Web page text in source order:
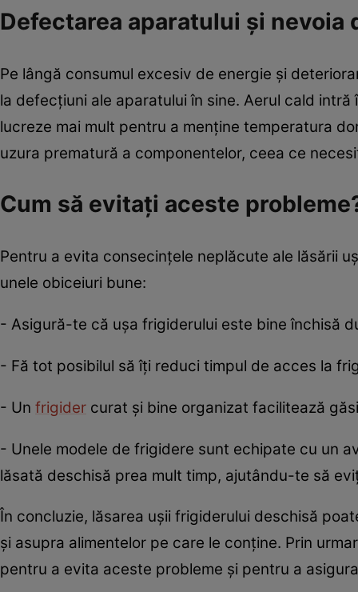
Defectarea aparatului și nevoia
Pe lângă consumul excesiv de energie și
la defecțiuni ale aparatului în sine. Aerul cald
lucreze mai mult pentru a menține temperatura
uzura prematură a componentelor, ceea ce
Cum să evitați aceste
Pentru a evita consecințele neplăcute ale lăsării
unele obiceiuri bune:
- Asigură-te că ușa frigiderului este bine închisă
- Fă tot posibilul să îți reduci timpul de acces la
- Un frigider curat și bine organizat facilitează
- Unele modele de frigidere sunt echipate cu un
lăsată deschisă prea mult timp, ajutându-te să
În concluzie, lăsarea ușii frigiderului deschisă
și asupra alimentelor pe care le conține. Prin
pentru a evita aceste probleme și pentru a